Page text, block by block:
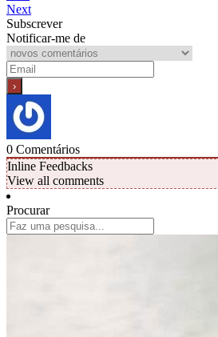
Next
Subscrever
Notificar-me de
0 Comentários
Inline Feedbacks
View all comments
Procurar